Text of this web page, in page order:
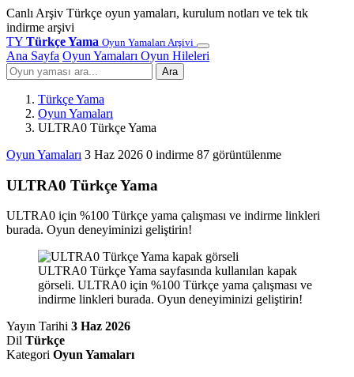
Canlı Arşiv Türkçe oyun yamaları, kurulum notları ve tek tık
indirme arşivi
TY Türkçe Yama Oyun Yamaları Arşivi
Ana Sayfa Oyun Yamaları Oyun Hileleri
Ara
Türkçe Yama
Oyun Yamaları
ULTRA0 Türkçe Yama
Oyun Yamaları 3 Haz 2026 0 indirme 87 görüntülenme
ULTRA0 Türkçe Yama
ULTRA0 için %100 Türkçe yama çalışması ve indirme linkleri
burada. Oyun deneyiminizi geliştirin!
ULTRA0 Türkçe Yama sayfasında kullanılan kapak
görseli. ULTRA0 için %100 Türkçe yama çalışması ve
indirme linkleri burada. Oyun deneyiminizi geliştirin!
Yayın Tarihi 3 Haz 2026
Dil Türkçe
Kategori Oyun Yamaları